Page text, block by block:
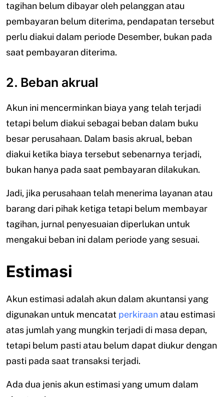
tagihan belum dibayar oleh pelanggan atau
pembayaran belum diterima, pendapatan tersebut
perlu diakui dalam periode Desember, bukan pada
saat pembayaran diterima.
2. Beban akrual
Akun ini mencerminkan biaya yang telah terjadi
tetapi belum diakui sebagai beban dalam buku
besar perusahaan. Dalam basis akrual, beban
diakui ketika biaya tersebut sebenarnya terjadi,
bukan hanya pada saat pembayaran dilakukan.
Jadi, jika perusahaan telah menerima layanan atau
barang dari pihak ketiga tetapi belum membayar
tagihan, jurnal penyesuaian diperlukan untuk
mengakui beban ini dalam periode yang sesuai.
Estimasi
Akun estimasi adalah akun dalam akuntansi yang
digunakan untuk mencatat perkiraan atau estimasi
atas jumlah yang mungkin terjadi di masa depan,
tetapi belum pasti atau belum dapat diukur dengan
pasti pada saat transaksi terjadi.
Ada dua jenis akun estimasi yang umum dalam